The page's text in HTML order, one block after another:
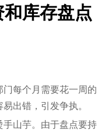
库存盘点
每个月需要花一周的
出错，引发争执。
山芋。由于盘点要持